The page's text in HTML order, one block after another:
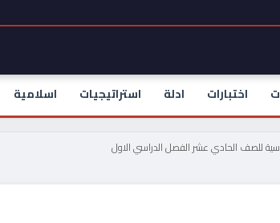
اختبارات ادلة استراتيجيات اسلامية
للصف الحادي عشر الفصل الدراسي الاول